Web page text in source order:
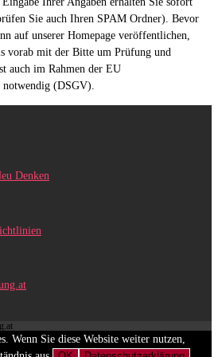
Sie auch Ihren SPAM Ordner). Bevor
auf unserer Homepage veröffentlichen,
vorab mit der Bitte um Prüfung und
auch im Rahmen der EU
notwendig (DSGV).
Denken
Wenn Sie diese Website weiter nutzen,